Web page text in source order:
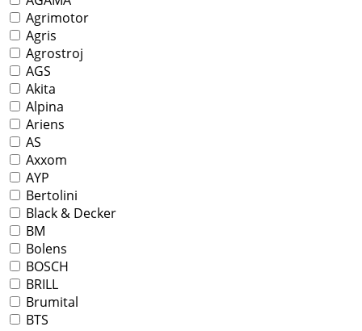
Agrimotor
Agris
Agrostroj
AGS
Akita
Alpina
Ariens
AS
Axxom
AYP
Bertolini
Black & Decker
BM
Bolens
BOSCH
BRILL
Brumital
BTS